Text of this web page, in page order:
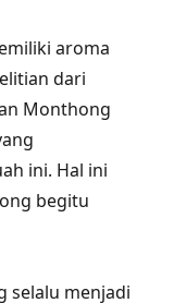
aroma
dari
Monthong
ini. Hal ini
begitu
selalu menjadi